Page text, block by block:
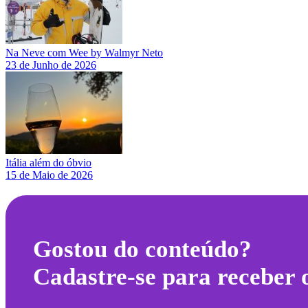
Na Neve com Wee by Walmyr Neto
23 de Junho de 2026
Itália além do óbvio
15 de Maio de 2026
Gostou do conteúdo?
Cadastre-se para receber